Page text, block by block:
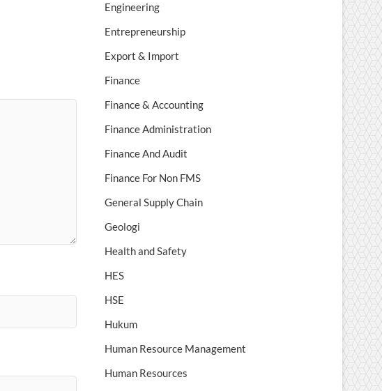
Engineering
Entrepreneurship
Export & Import
Finance
Finance & Accounting
Finance Administration
Finance And Audit
Finance For Non FMS
General Supply Chain
Geologi
Health and Safety
HES
HSE
Hukum
Human Resource Management
Human Resources